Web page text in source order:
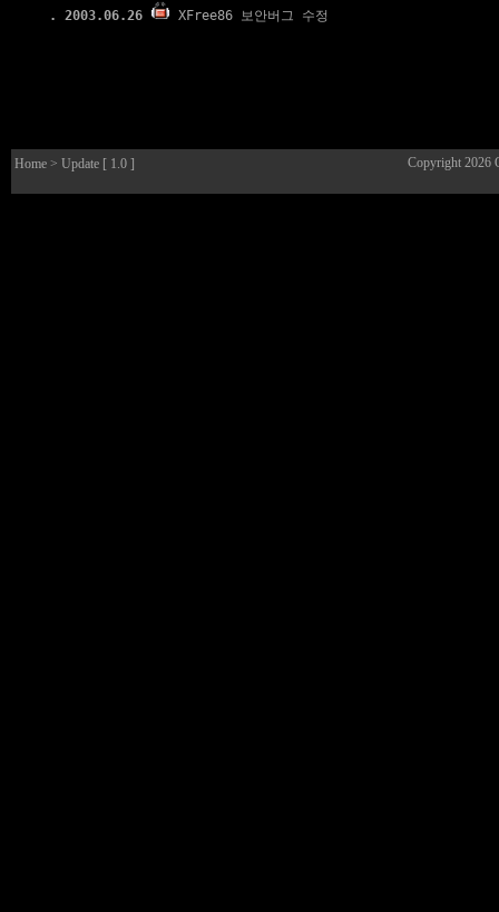
. 2003.06.26 XFree86 보안버그 수정
Home > Update [ 1.0 ] Copyright 2026